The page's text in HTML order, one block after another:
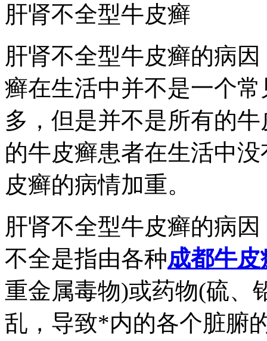
肝肾不全型牛皮癣
肝肾不全型牛皮癣的病
癣在生活中并不是一个
多，但是并不是所有的
的牛皮癣患者在生活中
皮癣的病情加重。
肝肾不全型牛皮癣的病
不全是指由各种成都牛
重金属毒物)或药物(硫、
乱，导致*内的各个脏腑